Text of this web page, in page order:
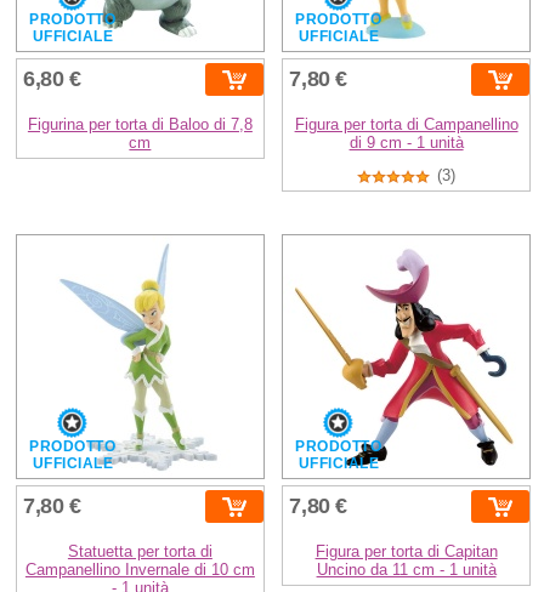
PRODOTTO
UFFICIALE
6,80 €
Figurina per torta di Baloo di 7,8
cm
PRODOTTO
UFFICIALE
7,80 €
Figura per torta di Campanellino
di 9 cm - 1 unità
(3)
PRODOTTO
UFFICIALE
7,80 €
Statuetta per torta di
Campanellino Invernale di 10 cm
- 1 unità
PRODOTTO
UFFICIALE
7,80 €
Figura per torta di Capitan
Uncino da 11 cm - 1 unità